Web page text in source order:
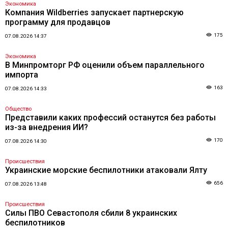
Экономика
Компания Wildberries запускает партнерскую
программу для продавцов
07.08.2026 14:37 175
Экономика
В Минпромторг РФ оценили объем параллельного
импорта
07.08.2026 14:33 163
Общество
Представили каких профессий останутся без работы
из-за внедрения ИИ?
07.08.2026 14:30 170
Происшествия
Украинские морские беспилотники атаковали Ялту
07.08.2026 13:48 656
Происшествия
Силы ПВО Севастополя сбили 8 украинских
беспилотников